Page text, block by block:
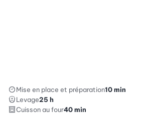
Mise en place et préparation10 min
Levage25 h
Cuisson au four40 min